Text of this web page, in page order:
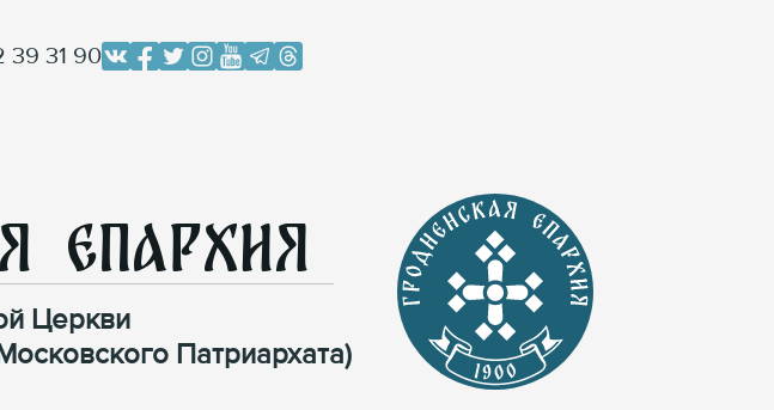
39 31 90
Епархия
Церкви
Патриархата)